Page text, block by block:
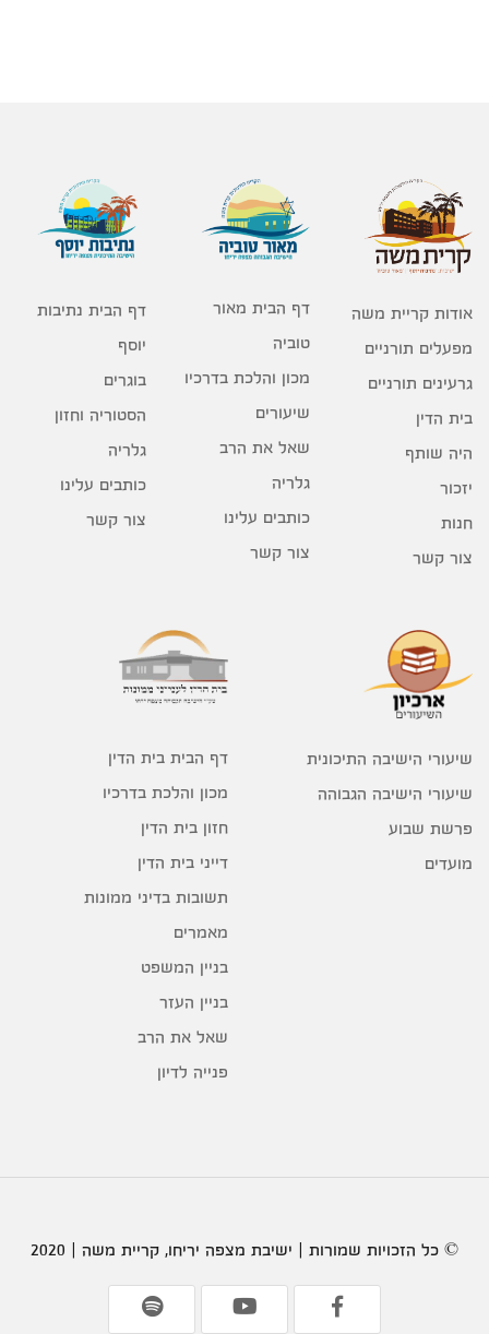
אודות קריית משה
מפעלים תורניים
גרעינים תורניים
בית הדין
היה שותף
יזכור
חנות
צור קשר
דף הבית מאור
טוביה
מכון והלכת בדרכיו
שיעורים
שאל את הרב
גלריה
כותבים עלינו
צור קשר
דף הבית נתיבות
יוסף
בוגרים
הסטוריה וחזון
גלריה
כותבים עלינו
צור קשר
שיעורי הישיבה התיכונית
שיעורי הישיבה הגבוהה
פרשת שבוע
מועדים
דף הבית בית הדין
מכון והלכת בדרכיו
חזון בית הדין
דייני בית הדין
תשובות בדיני ממונות
מאמרים
בניין המשפט
בניין העזר
שאל את הרב
פנייה לדיון
© כל הזכויות שמורות | ישיבת מצפה יריחו, קריית משה | 2020